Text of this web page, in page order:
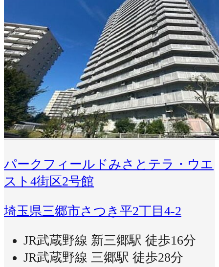
パークフィールドみさとテラ・ウエ
スト4街区2号館
埼玉県三郷市さつき平2丁目4-2
JR武蔵野線 新三郷駅 徒歩16分
JR武蔵野線 三郷駅 徒歩28分